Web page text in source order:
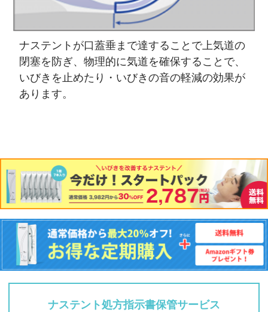
ナステントが口蓋垂まで達することで上気道の
閉塞を防ぎ、物理的に気道を確保することで、
いびきを止めたり・いびきの音の軽減の効果が
あります。
ナステント処方指示書保管サービス